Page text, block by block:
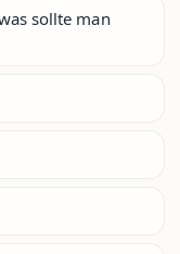
sollte man